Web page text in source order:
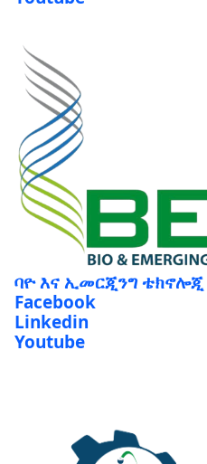
ባዮ እና ኢመርጂንግ
Facebook
Linkedin
Youtube